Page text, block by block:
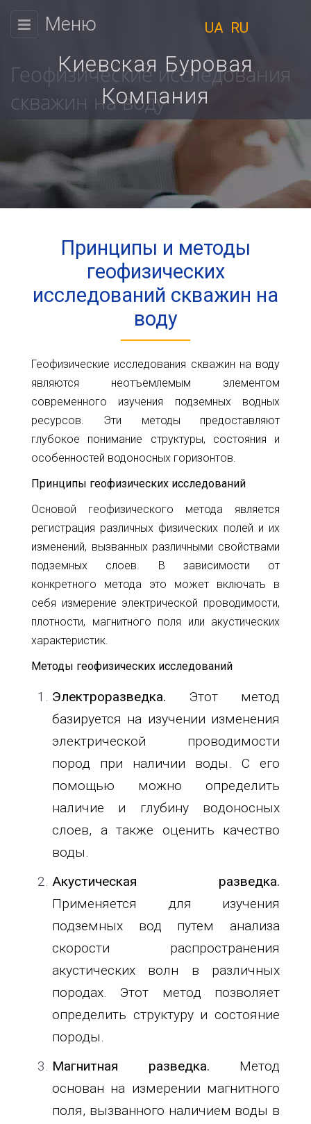
КИЕВСКАЯ
КОМПАНИЯ
Физическим
лицам
Юридическим
лицам
стоимости
глубин
Новости
Статьи
Отзывы
Контакты
работаем
Ср.
Чт.
Вс.
Адрес:
ул.
Большая
Окружная,
(рядом
с
Ашан)
+38(098)856-
+38(068)556-
87-
32
info@1kbk.com.ua
Меню
Киевская Буровая
Компания
UA RU
Геофизические исследования
скважин на воду
Принципы и методы
геофизических
исследований скважин на
воду
Геофизические исследования скважин на воду
являются неотъемлемым элементом
современного изучения подземных водных
ресурсов. Эти методы предоставляют
глубокое понимание структуры, состояния и
особенностей водоносных горизонтов.
Принципы геофизических исследований
Основой геофизического метода является
регистрация различных физических полей и их
изменений, вызванных различными свойствами
подземных слоев. В зависимости от
конкретного метода это может включать в
себя измерение электрической проводимости,
плотности, магнитного поля или акустических
характеристик.
Методы геофизических исследований
Электроразведка. Этот метод
базируется на изучении изменения
электрической проводимости
пород при наличии воды. С его
помощью можно определить
наличие и глубину водоносных
слоев, а также оценить качество
воды.
Акустическая разведка.
Применяется для изучения
подземных вод путем анализа
скорости распространения
акустических волн в различных
породах. Этот метод позволяет
определить структуру и состояние
породы.
Магнитная разведка. Метод
основан на измерении магнитного
поля, вызванного наличием воды в